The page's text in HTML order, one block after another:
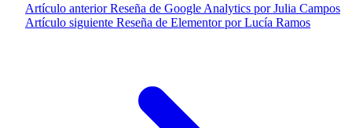
Artículo anterior Reseña de Google Analytics por Julia Campos
Artículo siguiente Reseña de Elementor por Lucía Ramos